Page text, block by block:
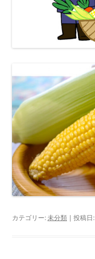
カテゴリー:未分類 | 投稿日: